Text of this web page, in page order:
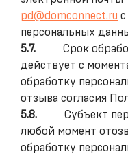
pd@domconnect.ru
персональных
5.7. Срок
действует с
обработку
отзыва согласия
5.8. Субъект
любой момент
обработку